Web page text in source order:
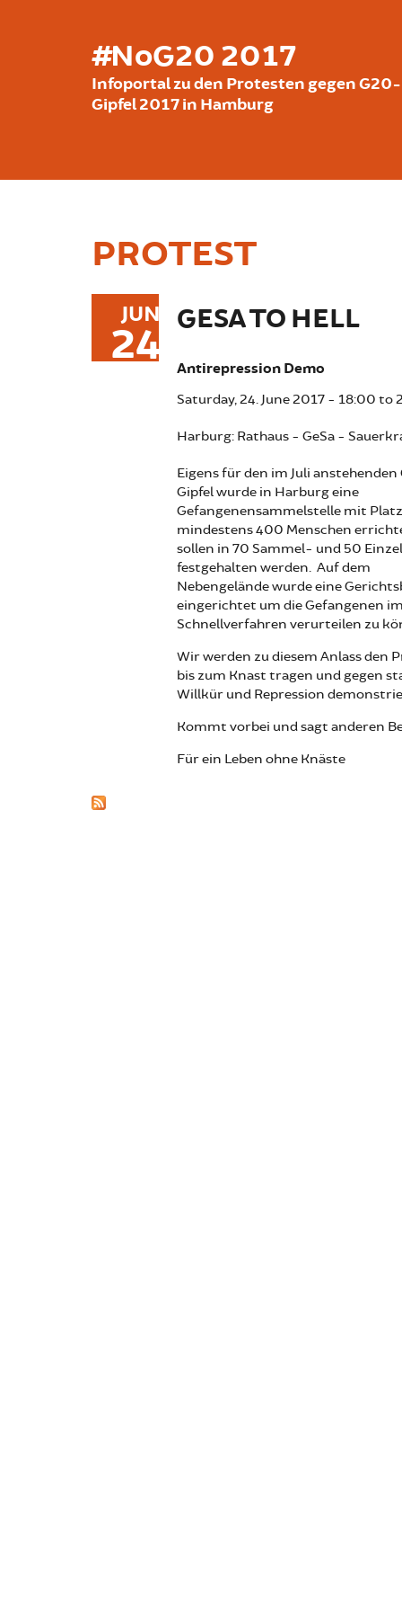
#NoG20 2017
Infoportal zu den Protesten gegen G20-
Gipfel 2017 in Hamburg
PROTEST
JUN
24 GESA TO HELL
Antirepression Demo
Saturday, 24. June 2017 - 18:00 to
Harburg: Rathaus - GeSa -
Eigens für den im Juli
Gipfel wurde in Harburg eine
Gefangenensammelstelle mit
mindestens 400 Menschen
sollen in 70 Sammel- und 50
festgehalten werden. Auf dem
Nebengelände wurde eine
eingerichtet um die Gefangenen im
Schnellverfahren verurteilen zu
Wir werden zu diesem Anlass den
bis zum Knast tragen und gegen
Willkür und Repression
Kommt vorbei und sagt anderen
Für ein Leben ohne Knäste